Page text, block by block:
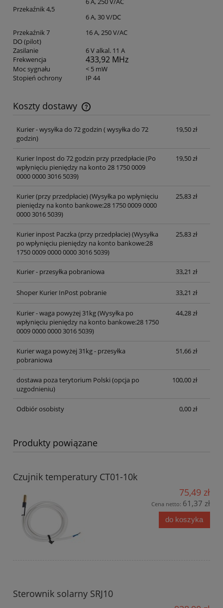
Przekaźnik 4,5
6 A, 30 V/DC
Przekaźnik 7
16 A, 250 V/AC
DO (pilot)
Zasilanie
6 V alkal. 11 A
Frekwencja
433,92 MHz
Moc sygnału
< 5 mW
Stopień ochrony
IP 44
Koszty dostawy
Cena nie zawiera ewentualnych kosztów płatności
Kurier - wysyłka do 72 godzin ( wysyłka do 72
godzin)
19,50 zł
Kurier Inpost do 72 godzin przy przedpłacie(Po
wpłynięciu pieniędzy na konto 28 1750 0009
0000 0000 3016 5039)
19,50 zł
Kurier (przy przedpłacie)(Wysyłka po wpłynięciu
pieniędzy na konto bankowe:28 1750 0009 0000
0000 3016 5039)
25,83 zł
Kurier inpost Paczka (przy przedpłacie)(Wysyłka
po wpłynięciu pieniędzy na konto bankowe:28
1750 0009 0000 0000 3016 5039)
25,83 zł
Kurier - przesyłka pobraniowa 33,21 zł
Shoper Kurier InPost pobranie 33,21 zł
Kurier - waga powyżej 31kg(Wysyłka po
wpłynięciu pieniędzy na konto bankowe:28 1750
0009 0000 0000 3016 5039)
44,28 zł
Kurier waga powyżej 31kg - przesyłka
pobraniowa
51,66 zł
dostawa poza terytorium Polski (opcja po
uzgodnieniu)
100,00 zł
Odbiór osobisty 0,00 zł
Produkty powiązane
Czujnik temperatury CT01-10k
75,49 zł
Cena netto: 61,37 zł
do koszyka
Sterownik solarny SRJ10